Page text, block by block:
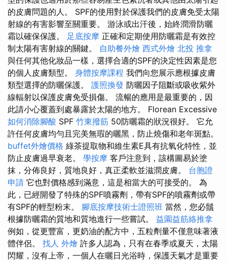
的皮膚問題的人。 SPF的使用對於保護我們的皮膚免受太陽
射線的有害影響至關重要。 游泳或出汗後，始終潤滑防曬
霜以確保保護。 足底按摩 正確和定期使用防曬霜是有效控
制太陽有害射線的關鍵。 自助餐外燴 西式外燴 北投 推拿
與任何其他化妝品一樣，選擇合適的SPF的決定性因素是您
的個人皮膚類型。 身體按摩課程 我們向您展示應根據皮膚
類型選擇的防曬保護。 護照換發 防曬因子阻斷或吸收紫外
線輻射以保護皮膚免受損傷。 流暢的應用是最重要的，因
此請小心覆蓋到處暴露於太陽的地方。 Florean Excessive
如何消除腳酸 SPF 竹東撥筋 50防曬霜的狀況很好。 它允
許任何皮膚均勻且完美無瑕的曬黑，防止燒傷和老年斑點。
buffet外燴價格 綠茶提取物和維生素E具有抗氧化特性，並
防止皮膚過早衰老。 學按摩 客戶注意到，該構圖易於塗
抹，分佈良好，質地良好，真正柔軟並滋潤皮膚。 台胞證
申請 它也對價格感到滿意，這是相當大的可接受的。 為
此，已經開發了特殊的SPF噴霧劑，帶有SPF的噴霧劑或帶
有SPF的輕型粉末。 腳底按摩技術士證照班 當然，您必鬚
根據防曬霜的質地和質地進行一些嘗試。 益園益筋絡推拿
例如，從更豐富，更奶油的配方中，五粒劑量不僅意味著液
體伴侶。 找人 外燴 許多人認為，只有在春季或夏天，太陽
閃耀，沒有上帝，一個人在曬日光浴時，保護天氣才是重要